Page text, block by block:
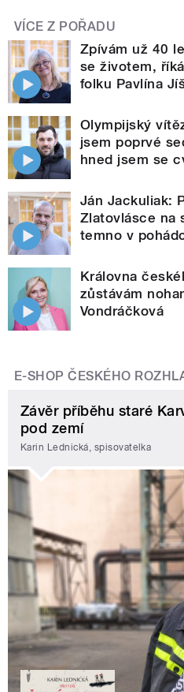
VÍCE Z POŘADU
Zpívám už 40
se životem,
folku Pavlína
Olympijský
jsem poprvé
hned jsem se
Ján Jackuliak:
Zlatovlásce na
temno v
Královna
zůstávám
Vondráčková
E-SHOP ČESKÉHO
Závěr příběhu staré
pod zemí
Karin Lednická, spisovatelka